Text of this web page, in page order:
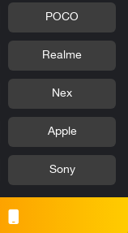
POCO
Realme
Nex
Apple
Sony